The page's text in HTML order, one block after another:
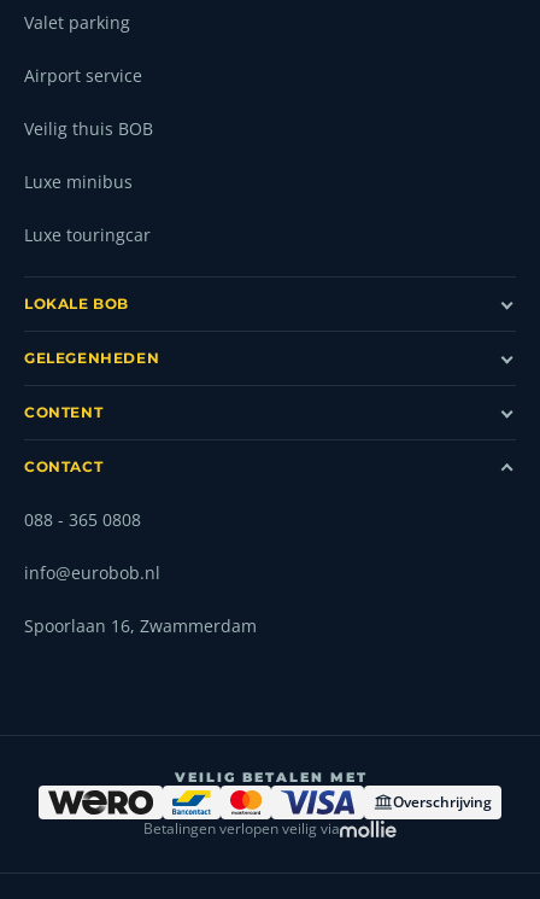
Valet parking
Airport service
Veilig thuis BOB
Luxe minibus
Luxe touringcar
LOKALE BOB
GELEGENHEDEN
CONTENT
CONTACT
088 - 365 0808
info@eurobob.nl
Spoorlaan 16, Zwammerdam
VEILIG BETALEN MET
Overschrijving
Betalingen verlopen veilig via